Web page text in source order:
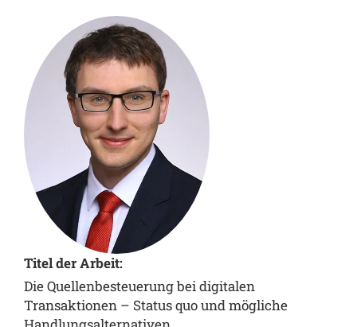
Titel der Arbeit:
Die Quellenbesteuerung bei digitalen
Transaktionen – Status quo und mögliche